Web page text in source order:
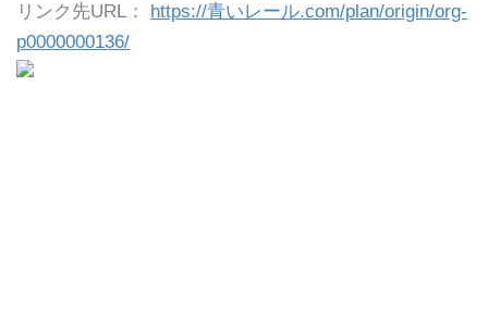
リンク先URL：
https://青いレール.com/plan/origin/org-
p0000000136/